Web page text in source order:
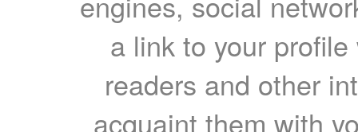
a link to your
readers and other
acquaint them with